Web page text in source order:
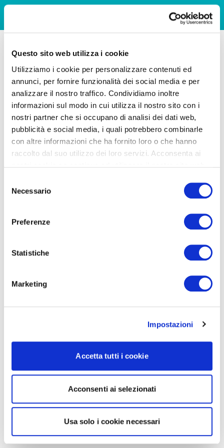
Questo sito web utilizza i cookie
Utilizziamo i cookie per personalizzare contenuti ed
annunci, per fornire funzionalità dei social media e per
analizzare il nostro traffico. Condividiamo inoltre
informazioni sul modo in cui utilizza il nostro sito con i
nostri partner che si occupano di analisi dei dati web,
pubblicità e social media, i quali potrebbero combinarle
con altre informazioni che ha fornito loro o che hanno
raccolto dal suo utilizzo dei loro servizi. Acconsenta ai
delNecessario
Preferenze
Statistiche
Marketing
Impostazioni
Accetta tutti i cookie
Acconsenti ai selezionati
Usa solo i cookie necessari